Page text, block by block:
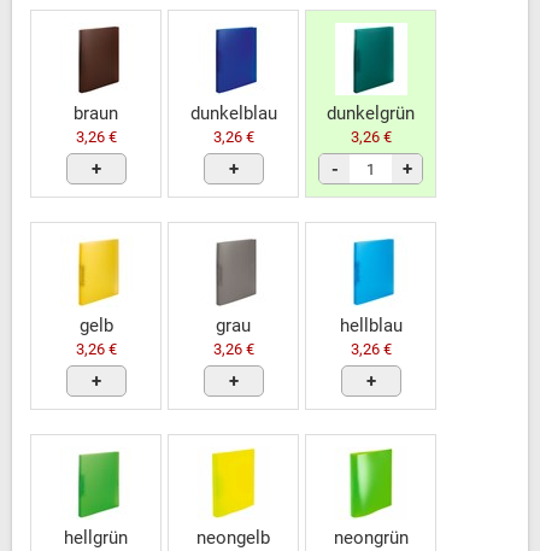
braun
3,26 €
+
dunkelblau
3,26 €
+
dunkelgrün
3,26 €
- +
gelb
3,26 €
+
grau
3,26 €
+
hellblau
3,26 €
+
hellgrün neongelb neongrün